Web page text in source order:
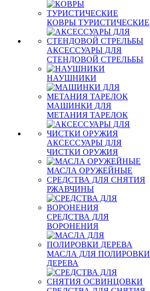
КОВРЫ ТУРИСТИЧЕСКИЕ
АКСЕССУАРЫ ДЛЯ
СТЕНДОВОЙ СТРЕЛЬБЫ
НАУШНИКИ
МАШИНКИ ДЛЯ
МЕТАНИЯ ТАРЕЛОК
АКСЕССУАРЫ ДЛЯ
ЧИСТКИ ОРУЖИЯ
МАСЛА ОРУЖЕЙНЫЕ
СРЕДСТВА ДЛЯ СНЯТИЯ
РЖАВЧИНЫ
СРЕДСТВА ДЛЯ
ВОРОНЕНИЯ
МАСЛА ДЛЯ ПОЛИРОВКИ
ДЕРЕВА